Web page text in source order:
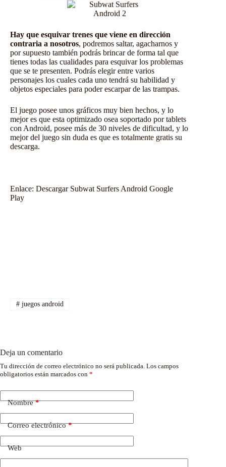
Hay que esquivar trenes que viene en dirección
contraria a nosotros, podremos saltar, agacharnos y
por supuesto también podrás brincar de forma tal que
tienes todas las cualidades para esquivar los problemas
que se te presenten. Podrás elegir entre varios
personajes los cuales cada uno tendrá su habilidad y
objetos especiales para poder escarpar de las trampas.
El juego posee unos gráficos muy bien hechos, y lo
mejor es que esta optimizado osea soportado por tablets
con Android, posee más de 30 niveles de dificultad, y lo
mejor del juego sin duda es que es totalmente gratis su
descarga.
Enlace: Descargar Subwat Surfers Android Google
Play
#juegos android
Deja un comentario
Tu dirección de correo electrónico no será publicada. Los campos
obligatorios están marcados con *
Nombre*
Correo electrónico*
Web